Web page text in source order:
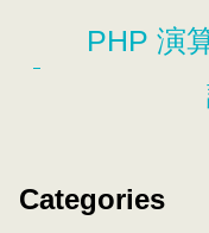
PHP 演
Categories